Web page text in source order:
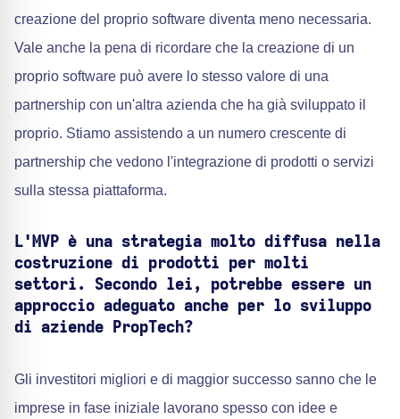
creazione del proprio software diventa meno necessaria.
Vale anche la pena di ricordare che la creazione di un
proprio software può avere lo stesso valore di una
partnership con un'altra azienda che ha già sviluppato il
proprio. Stiamo assistendo a un numero crescente di
partnership che vedono l'integrazione di prodotti o servizi
sulla stessa piattaforma.
L'MVP è una strategia molto diffusa nella
costruzione di prodotti per molti
settori. Secondo lei, potrebbe essere un
approccio adeguato anche per lo sviluppo
di aziende PropTech?
Gli investitori migliori e di maggior successo sanno che le
imprese in fase iniziale lavorano spesso con idee e